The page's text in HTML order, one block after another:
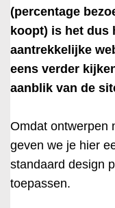
(percentage
koopt) is het dus
aantrekkelijke
eens verder
aanblik van de
Omdat ontwerpen
geven we je hier
standaard design
toepassen.